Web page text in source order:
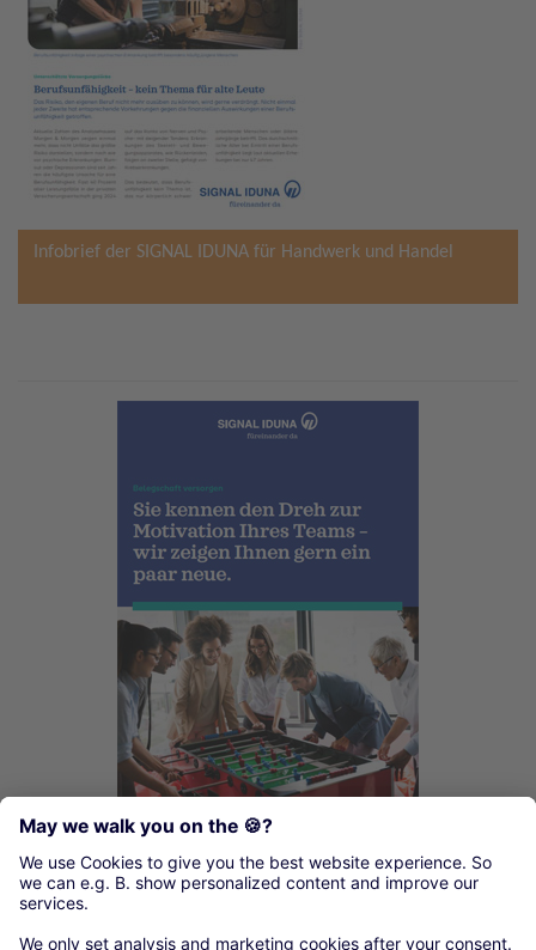
Infobrief der SIGNAL IDUNA für Handwerk und Handel